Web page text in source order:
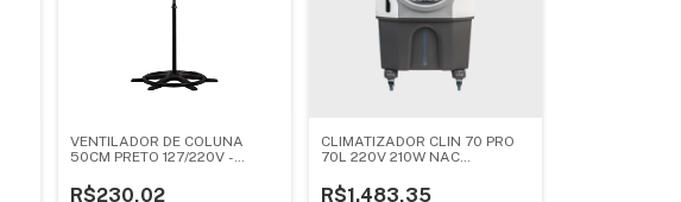
VENTILADOR DE COLUNA
50CM PRETO 127/220V -
R$230,02
CLIMATIZADOR CLIN 70 PRO
70L 220V 210W NAC
R$1.483,35